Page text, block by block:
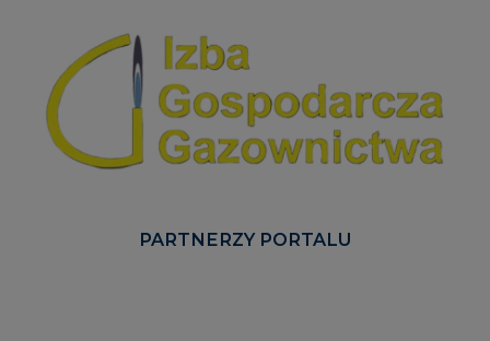
PARTNERZY PORTALU